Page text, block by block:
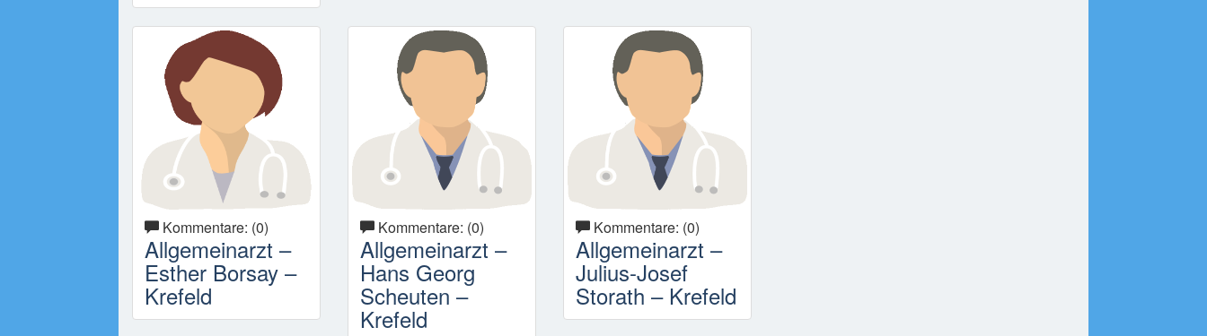
Kommentare: (0)
Allgemeinarzt –
Esther Borsay –
Krefeld
Kommentare: (0)
Allgemeinarzt –
Hans Georg
Scheuten –
Krefeld
Kommentare: (0)
Allgemeinarzt –
Julius-Josef
Storath – Krefeld